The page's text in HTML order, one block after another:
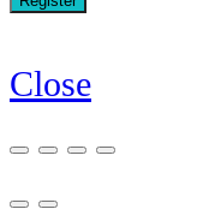
Close